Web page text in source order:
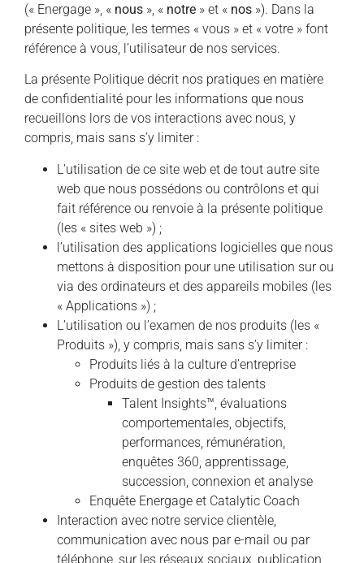
(« Energage », « nous », « notre » et « nos »). Dans la
présente politique, les termes « vous » et « votre » font
référence à vous, l’utilisateur de nos services.
La présente Politique décrit nos pratiques en matière
de confidentialité pour les informations que nous
recueillons lors de vos interactions avec nous, y
compris, mais sans s’y limiter :
L’utilisation de ce site web et de tout autre site
web que nous possédons ou contrôlons et qui
fait référence ou renvoie à la présente politique
(les « sites web ») ;
l’utilisation des applications logicielles que nous
mettons à disposition pour une utilisation sur ou
via des ordinateurs et des appareils mobiles (les
« Applications ») ;
L’utilisation ou l’examen de nos produits (les «
Produits »), y compris, mais sans s’y limiter :
Produits liés à la culture d’entreprise
Produits de gestion des talents
Talent Insights™, évaluations
comportementales, objectifs,
performances, rémunération,
enquêtes 360, apprentissage,
succession, connexion et analyse
Enquête Energage et Catalytic Coach
Interaction avec notre service clientèle,
communication avec nous par e-mail ou par
téléphone, sur les réseaux sociaux, publication